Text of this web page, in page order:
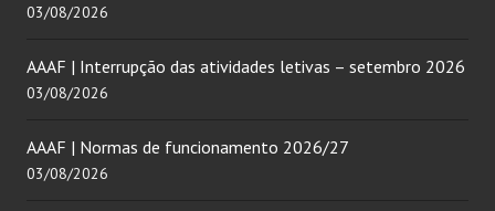
03/08/2026
AAAF | Interrupção das atividades letivas – setembro 2026
03/08/2026
AAAF | Normas de funcionamento 2026/27
03/08/2026